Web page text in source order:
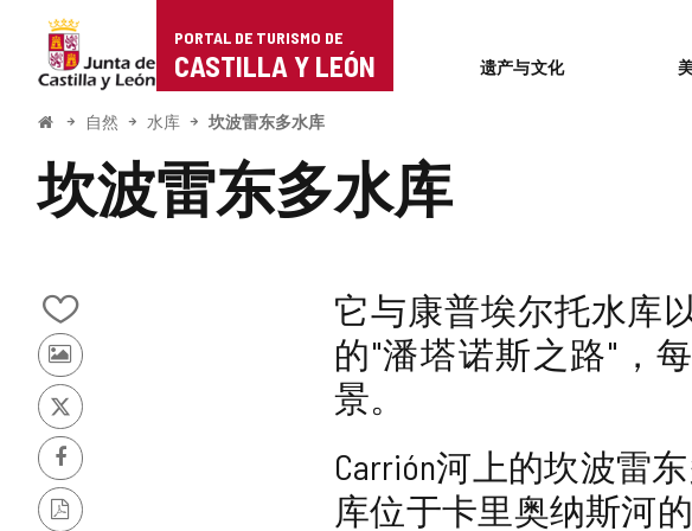
Portal
de
Turismo
Castilla
León
PORTAL DE TURISMO DE
CASTILLA Y LEÓN 遗产与文化
开
自然 水库 坎波雷东多水库
坎波雷东多水库
从
我
的
笔
记
本
中
添
加/
其
他
游
客
的
照
片
推
特
Facebook
PDF
它与康普埃尔托水库
的"潘塔诺斯之路"，
景。
Carrión河上的坎波雷
库位于卡里奥纳斯河